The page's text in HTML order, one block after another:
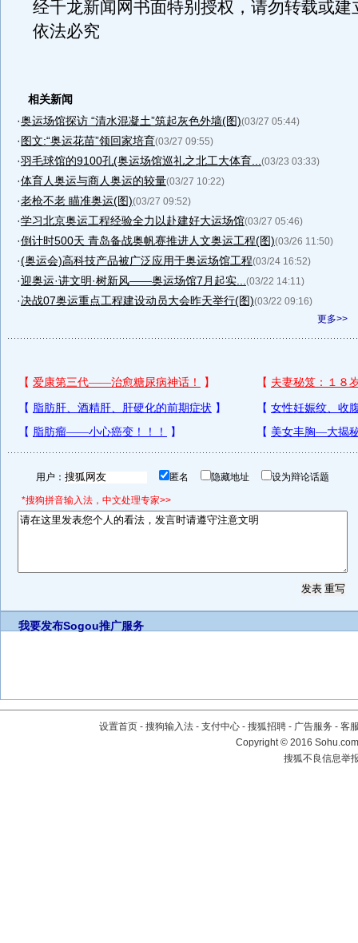
经千龙新闻网书面特别授权，请勿转载或建
依法必究
相关新闻
·奥运场馆探访 “清水混凝土”筑起灰色外墙(图)(03/27 05:44)
·图文:“奥运花苗”领回家培育(03/27 09:55)
·羽毛球馆的9100孔(奥运场馆巡礼之北工大体育... (03/23 03:33)
·体育人奥运与商人奥运的较量(03/27 10:22)
·老枪不老 瞄准奥运(图)(03/27 09:52)
·学习北京奥运工程经验全力以赴建好大运场馆(03/27 05:46)
·倒计时500天 青岛备战奥帆赛推进人文奥运工程(图)(03/26 11:50)
·(奥运会)高科技产品被广泛应用于奥运场馆工程(03/24 16:52)
·迎奥运·讲文明·树新风——奥运场馆7月起实... (03/22 14:11)
·决战07奥运重点工程建设动员大会昨天举行(图)(03/22 09:16)
更多>>
用户： 匿名 隐藏地址 设为辩论话题
*搜狗拼音输入法，中文处理专家>>
我要发布Sogou推广服务
设置首页 - 搜狗输入法 - 支付中心 - 搜狐招聘 - 广告服务 - 客
Copyright©2016
搜狐不良信息举